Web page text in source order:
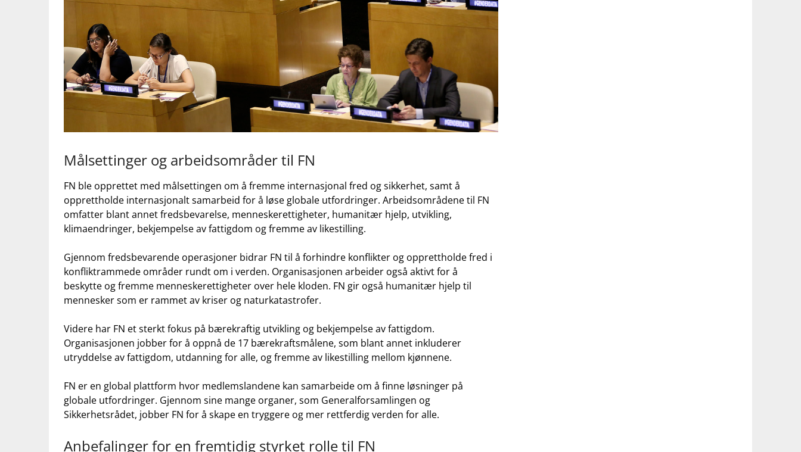
Målsettinger og arbeidsområder til FN
FN ble opprettet med målsettingen om å‌ fremme internasjonal fred og sikkerhet, samt​ å
opprettholde internasjonalt ⁤samarbeid for​ å løse globale utfordringer. Arbeidsområdene til FN
omfatter blant annet fredsbevarelse, menneskerettigheter,​ humanitær hjelp, utvikling,
klimaendringer, bekjempelse av fattigdom og fremme av likestilling.
Gjennom fredsbevarende⁣ operasjoner⁣ bidrar FN til å forhindre konflikter og opprettholde ⁣fred i
konfliktrammede områder rundt ⁢om i verden.‌ Organisasjonen arbeider ​også aktivt for å
beskytte ⁣og⁣ fremme menneskerettigheter ⁤over hele ⁤kloden. ⁤FN gir også humanitær hjelp til
mennesker⁢ som ⁤er rammet av kriser og naturkatastrofer.
Videre har FN ‍et sterkt fokus på bærekraftig utvikling og bekjempelse ⁤av ‍fattigdom.
Organisasjonen jobber for‌ å oppnå ⁢de 17 bærekraftsmålene, som blant annet inkluderer
utryddelse av⁤ fattigdom, utdanning for alle, og fremme av likestilling mellom kjønnene.
FN er en global plattform hvor‍ medlemslandene kan samarbeide om ‍å finne løsninger på
globale utfordringer. Gjennom sine mange organer, som Generalforsamlingen og
Sikkerhetsrådet, jobber FN for å⁣ skape en tryggere ⁣og mer rettferdig verden for alle.
Anbefalinger for en‍ fremtidig styrket rolle til FN